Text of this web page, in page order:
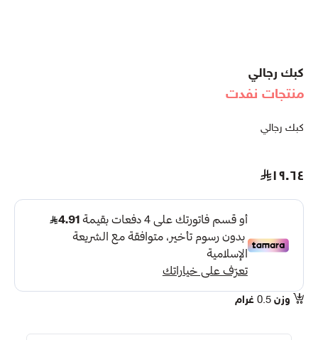
كبك رجالي
منتجات نفدت
كبك رجالي
١٩.٦٤
وزن 0.5 غرام